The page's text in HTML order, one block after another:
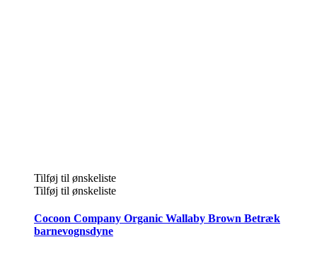
Tilføj til ønskeliste
Tilføj til ønskeliste
Cocoon Company Organic Wallaby Brown Betræk
barnevognsdyne